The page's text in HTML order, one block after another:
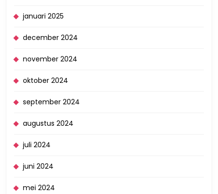
januari 2025
december 2024
november 2024
oktober 2024
september 2024
augustus 2024
juli 2024
juni 2024
mei 2024